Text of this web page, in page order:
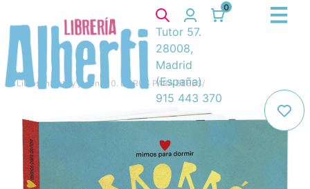
0
Tutor 57.
28008,
Madrid
(España)
915 443 370
Libros Infantil y juvenil 10. LIBROS PARA BEBES/